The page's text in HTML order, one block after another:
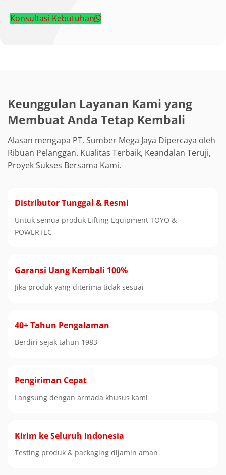
Konsultasi Kebutuhan
Keunggulan Layanan Kami yang
Membuat Anda Tetap Kembali
Alasan mengapa PT. Sumber Mega Jaya Dipercaya oleh
Ribuan Pelanggan. Kualitas Terbaik, Keandalan Teruji,
Proyek Sukses Bersama Kami.
Distributor Tunggal & Resmi
Untuk semua produk Lifting Equipment TOYO &
POWERTEC
Garansi Uang Kembali 100%
Jika produk yang diterima tidak sesuai
40+ Tahun Pengalaman
Berdiri sejak tahun 1983
Pengiriman Cepat
Langsung dengan armada khusus kami
Kirim ke Seluruh Indonesia
Testing produk & packaging dijamin aman